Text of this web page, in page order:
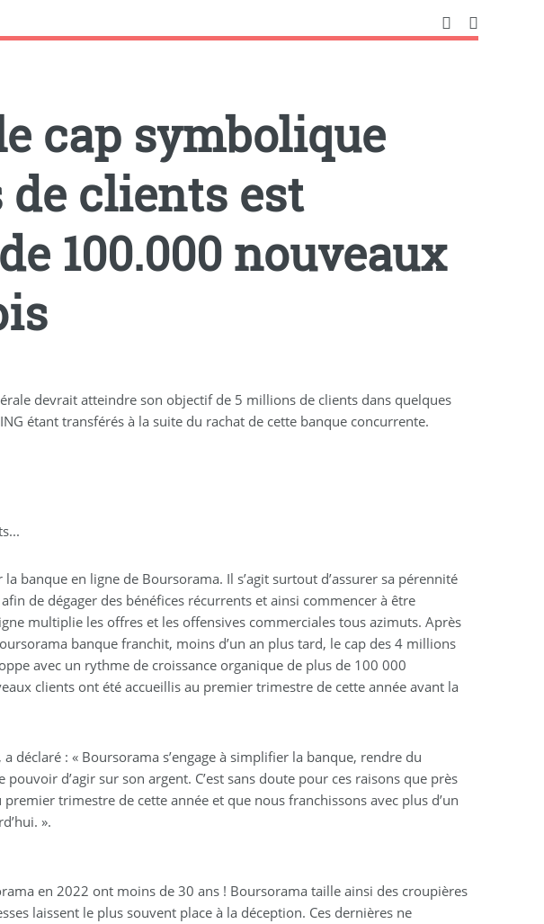
cap symbolique
clients est
100.000 nouveaux
devrait atteindre son objectif de 5 millions de clients dans quelques
étant transférés à la suite du rachat de cette banque concurrente.
banque en ligne de Boursorama. Il s’agit surtout d’assurer sa pérennité
de dégager des bénéfices récurrents et ainsi commencer à être
multiplie les offres et les offensives commerciales tous azimuts. Après
banque franchit, moins d’un an plus tard, le cap des 4 millions
avec un rythme de croissance organique de plus de 100 000
clients ont été accueillis au premier trimestre de cette année avant la
déclaré : « Boursorama s’engage à simplifier la banque, rendre du
d’agir sur son argent. C’est sans doute pour ces raisons que près
trimestre de cette année et que nous franchissons avec plus d’un
».
en 2022 ont moins de 30 ans ! Boursorama taille ainsi des croupières
laissent le plus souvent place à la déception. Ces dernières ne